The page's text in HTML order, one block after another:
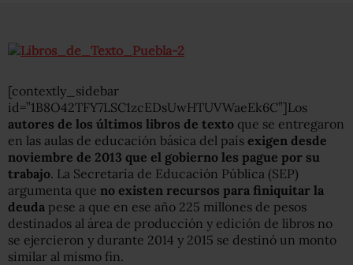
[contextly_sidebar
id=”1B8O42TFY7LSC1zcEDsUwHTUVWaeEk6C”]Los
autores de los últimos libros de texto que se entregaron
en las aulas de educación básica del país exigen desde
noviembre de 2013 que el gobierno les pague por su
trabajo. La Secretaría de Educación Pública (SEP)
argumenta que no existen recursos para finiquitar la
deuda pese a que en ese año 225 millones de pesos
destinados al área de producción y edición de libros no
se ejercieron y durante 2014 y 2015 se destinó un monto
similar al mismo fin.